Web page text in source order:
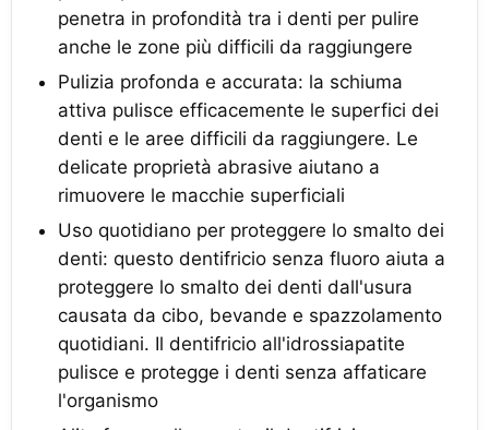
penetra in profondità tra i denti per pulire
anche le zone più difficili da raggiungere
Pulizia profonda e accurata: la schiuma
attiva pulisce efficacemente le superfici dei
denti e le aree difficili da raggiungere. Le
delicate proprietà abrasive aiutano a
rimuovere le macchie superficiali
Uso quotidiano per proteggere lo smalto dei
denti: questo dentifricio senza fluoro aiuta a
proteggere lo smalto dei denti dall'usura
causata da cibo, bevande e spazzolamento
quotidiani. Il dentifricio all'idrossiapatite
pulisce e protegge i denti senza affaticare
l'organismo